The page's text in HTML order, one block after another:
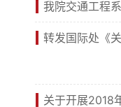
因公临时公务
上半年对外学
我院交通工程
交通运输大会
转发国际处《
关于开展2018